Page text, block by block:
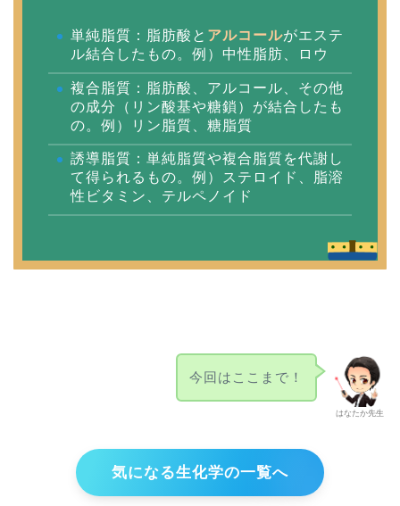
単純脂質：脂肪酸と アルコールがエステ
ル結合したもの。例）中性脂肪、ロウ
複合脂質：脂肪酸、アルコール、その他
の成分（リン酸基や糖鎖）が結合したも
の。例）リン脂質、糖脂質
誘導脂質：単純脂質や複合脂質を代謝し
て得られるもの。例）ステロイド、脂溶
性ビタミン、テルペノイド
はなたか先生
今回はここまで！
気になる生化学の一覧へ